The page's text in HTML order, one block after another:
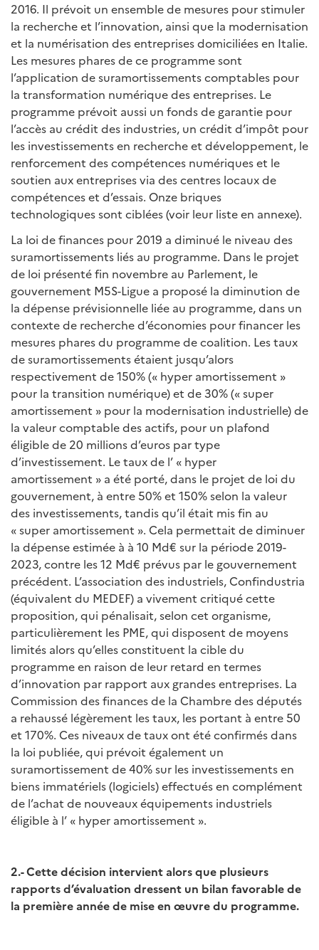
2016. Il prévoit un ensemble de mesures pour stimuler
la recherche et l’innovation, ainsi que la modernisation
et la numérisation des entreprises domiciliées en Italie.
Les mesures phares de ce programme sont
l’application de suramortissements comptables pour
la transformation numérique des entreprises. Le
programme prévoit aussi un fonds de garantie pour
l’accès au crédit des industries, un crédit d’impôt pour
les investissements en recherche et développement, le
renforcement des compétences numériques et le
soutien aux entreprises via des centres locaux de
compétences et d’essais. Onze briques
technologiques sont ciblées (voir leur liste en annexe).
La loi de finances pour 2019 a diminué le niveau des
suramortissements liés au programme. Dans le projet
de loi présenté fin novembre au Parlement, le
gouvernement M5S-Ligue a proposé la diminution de
la dépense prévisionnelle liée au programme, dans un
contexte de recherche d’économies pour financer les
mesures phares du programme de coalition. Les taux
de suramortissements étaient jusqu’alors
respectivement de 150% (« hyper amortissement »
pour la transition numérique) et de 30% (« super
amortissement » pour la modernisation industrielle) de
la valeur comptable des actifs, pour un plafond
éligible de 20 millions d’euros par type
d’investissement. Le taux de l’ « hyper
amortissement » a été porté, dans le projet de loi du
gouvernement, à entre 50% et 150% selon la valeur
des investissements, tandis qu’il était mis fin au
« super amortissement ». Cela permettait de diminuer
la dépense estimée à à 10 Md€ sur la période 2019-
2023, contre les 12 Md€ prévus par le gouvernement
précédent. L’association des industriels, Confindustria
(équivalent du MEDEF) a vivement critiqué cette
proposition, qui pénalisait, selon cet organisme,
particulièrement les PME, qui disposent de moyens
limités alors qu’elles constituent la cible du
programme en raison de leur retard en termes
d’innovation par rapport aux grandes entreprises. La
Commission des finances de la Chambre des députés
a rehaussé légèrement les taux, les portant à entre 50
et 170%. Ces niveaux de taux ont été confirmés dans
la loi publiée, qui prévoit également un
suramortissement de 40% sur les investissements en
biens immatériels (logiciels) effectués en complément
de l’achat de nouveaux équipements industriels
éligible à l’ « hyper amortissement ».
2.-Cette décision intervient alors que plusieurs
rapports d’évaluation dressent un bilan favorable de
la première année de mise en œuvre du programme.